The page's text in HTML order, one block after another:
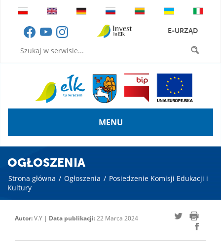
E-URZĄD
MENU
OGŁOSZENIA
Strona główna / Ogłoszenia / Posiedzenie Komisji Edukacji i
Kultury
Autor:V.Y | Data publikacji:22 Marca 2024